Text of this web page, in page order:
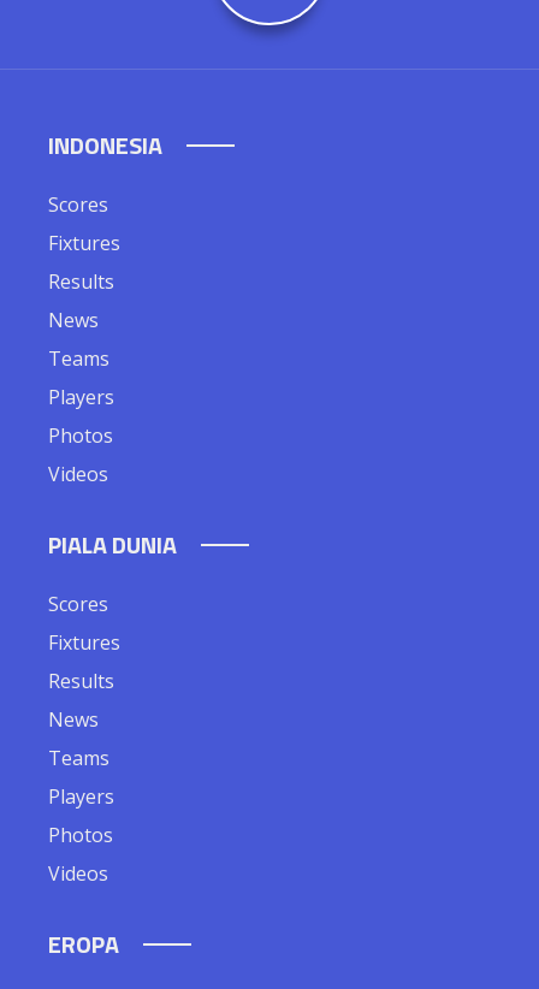
INDONESIA
Scores
Fixtures
Results
News
Teams
Players
Photos
Videos
PIALA DUNIA
Scores
Fixtures
Results
News
Teams
Players
Photos
Videos
EROPA